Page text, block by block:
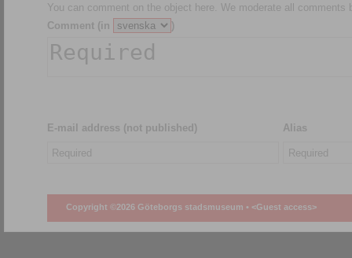
You can comment on the object here. We moderate all comments
Comment (in
)
E-mail address (not published) Alias
Copyright ©2026 Göteborgs stadsmuseum • <Guest access>